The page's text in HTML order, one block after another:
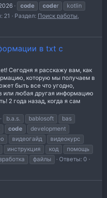
code coder
kotlin
21 Раздел: Поиск работы,
в txt с
Сегодня я расскажу вам, как
которую мы получаем в
быть все что угодно,
или любая другая информацию
2 года назад, когда я сам
b.a.s. bablosoft
bas
code
development
видеогайд
видеокурс
инструкция код
помощь
файлы
Ответы: 0